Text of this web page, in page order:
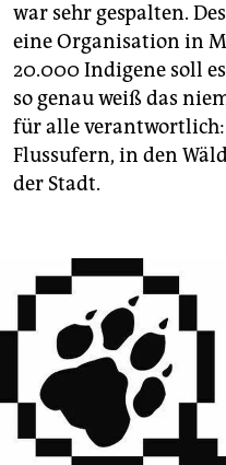
war sehr gespalten.
eine Organisation in
20.000 Indigene soll
so genau weiß das
für alle
Flussufern, in den
der Stadt.